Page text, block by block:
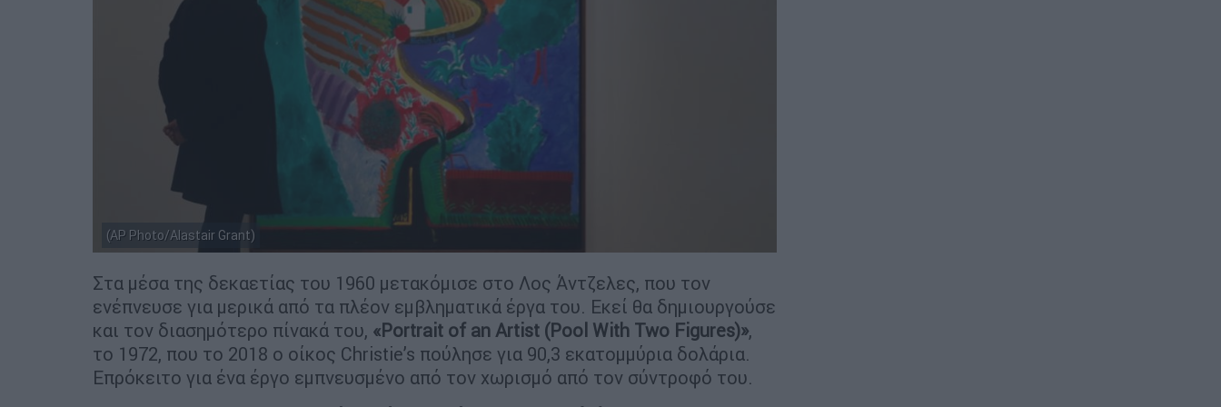
(AP Photo/Alastair Grant)
Στα μέσα της δεκαετίας του 1960 μετακόμισε στο Λος Άντζελες, που τον
ενέπνευσε για μερικά από τα πλέον εμβληματικά έργα του. Εκεί θα δημιουργούσε
και τον διασημότερο πίνακά του, «Portrait of an Artist (Pool With Two Figures)»,
το 1972, που το 2018 ο οίκος Christie’s πούλησε για 90,3 εκατομμύρια δολάρια.
Επρόκειτο για ένα έργο εμπνευσμένο από τον χωρισμό από τον σύντροφό του.